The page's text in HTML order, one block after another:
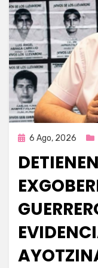
Publicada
6 Ago, 2026